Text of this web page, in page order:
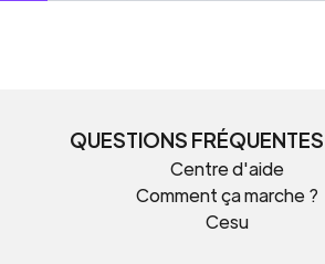
QUESTIONS
Centre d'aide
Comment ça marche ?
Cesu